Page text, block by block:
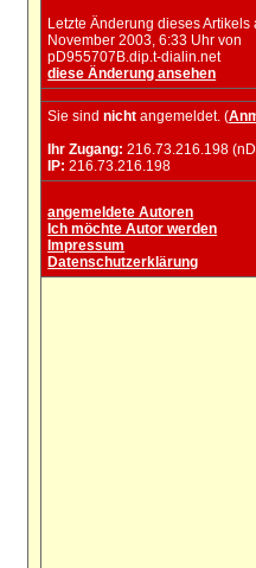
Letzte Änderung dieses Artikels
November 2003, 6:33 Uhr von
pD955707B.dip.t-dialin.net
diese Änderung ansehen
Sie sindnicht angemeldet. (
Ihr Zugang: 216.73.216.198
IP: 216.73.216.198
angemeldete Autoren
Ich möchte Autor werden
Impressum
Datenschutzerklärung